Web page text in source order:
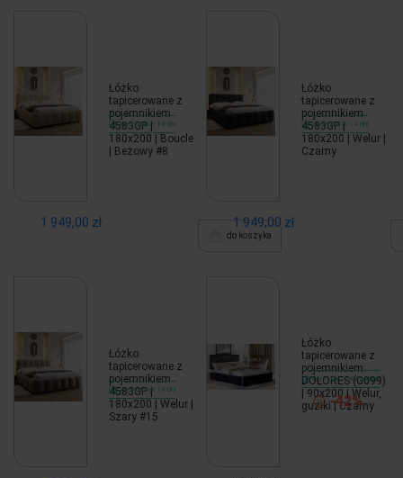
Łóżko
tapicerowane z
pojemnikiem
4583GP |
180x200 | Boucle
| Beżowy #8
Wysyłka w 14 dni
1 949,00 zł
do koszyka
Łóżko
tapicerowane z
pojemnikiem
4583GP |
180x200 | Welur |
Czarny
Wysyłka w 14 dni
1 949,00 zł
Łóżko
tapicerowane z
pojemnikiem
4583GP |
180x200 | Welur |
Szary #15
Wysyłka w 14 dni
Łóżko
tapicerowane z
pojemnikiem
DOLORES (G099)
| 90x200 | Welur,
guziki | Czarny
Wysyłka w 48 godzin
-42%